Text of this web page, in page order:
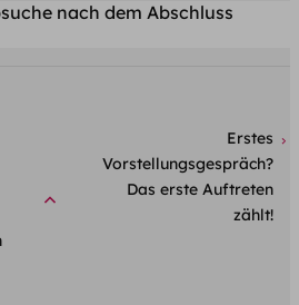
nach dem Abschluss
Erstes
Vorstellungsgespräch?
Das erste Auftreten
zählt!